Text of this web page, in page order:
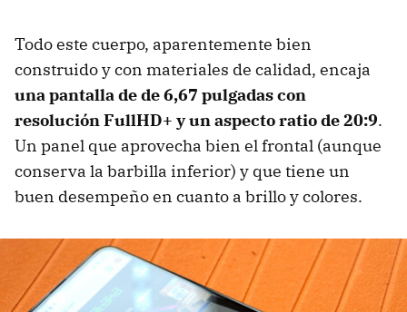
Todo este cuerpo, aparentemente bien
construido y con materiales de calidad, encaja
una pantalla de de 6,67 pulgadas con
resolución FullHD+ y un aspecto ratio de 20:9.
Un panel que aprovecha bien el frontal (aunque
conserva la barbilla inferior) y que tiene un
buen desempeño en cuanto a brillo y colores.